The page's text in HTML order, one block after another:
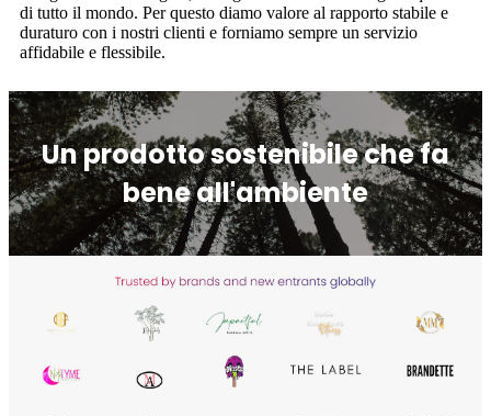
di tutto il mondo. Per questo diamo valore al rapporto stabile e
duraturo con i nostri clienti e forniamo sempre un servizio
affidabile e flessibile.
Un prodotto sostenibile che fa
bene all'ambiente